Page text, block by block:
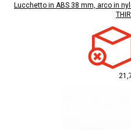
Lucchetto in ABS 38 mm, arco in